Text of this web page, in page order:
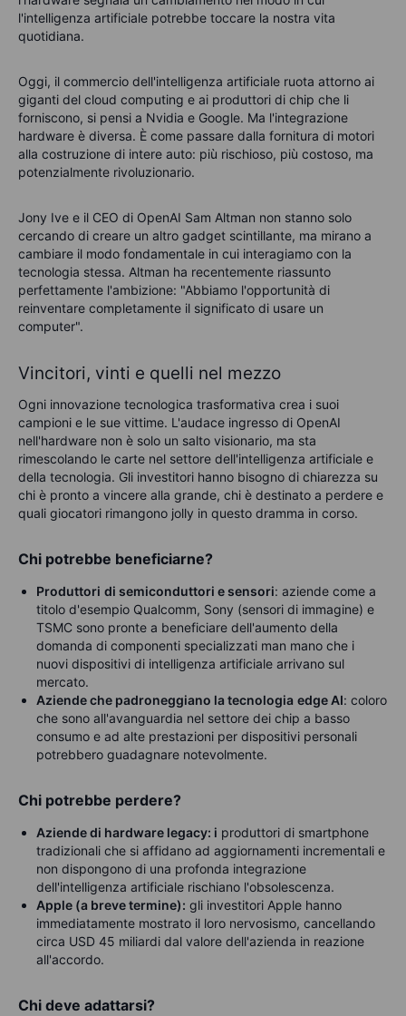
l'intelligenza artificiale potrebbe toccare la nostra vita
quotidiana.
Oggi, il commercio dell'intelligenza artificiale ruota attorno ai
giganti del cloud computing e ai produttori di chip che li
forniscono, si pensi a Nvidia e Google. Ma l'integrazione
hardware è diversa. È come passare dalla fornitura di motori
alla costruzione di intere auto: più rischioso, più costoso, ma
potenzialmente rivoluzionario.
Jony Ive e il CEO di OpenAI Sam Altman non stanno solo
cercando di creare un altro gadget scintillante, ma mirano a
cambiare il modo fondamentale in cui interagiamo con la
tecnologia stessa. Altman ha recentemente riassunto
perfettamente l'ambizione: "Abbiamo l'opportunità di
reinventare completamente il significato di usare un
computer".
Vincitori, vinti e quelli nel mezzo
Ogni innovazione tecnologica trasformativa crea i suoi
campioni e le sue vittime. L'audace ingresso di OpenAI
nell'hardware non è solo un salto visionario, ma sta
rimescolando le carte nel settore dell'intelligenza artificiale e
della tecnologia. Gli investitori hanno bisogno di chiarezza su
chi è pronto a vincere alla grande, chi è destinato a perdere e
quali giocatori rimangono jolly in questo dramma in corso.
Chi potrebbe beneficiarne?
Produttori di semiconduttori e sensori: aziende come a
titolo d'esempio Qualcomm, Sony (sensori di immagine) e
TSMC sono pronte a beneficiare dell'aumento della
domanda di componenti specializzati man mano che i
nuovi dispositivi di intelligenza artificiale arrivano sul
mercato.
Aziende che padroneggiano la tecnologia edge AI: coloro
che sono all'avanguardia nel settore dei chip a basso
consumo e ad alte prestazioni per dispositivi personali
potrebbero guadagnare notevolmente.
Chi potrebbe perdere?
Aziende di hardware legacy: i produttori di smartphone
tradizionali che si affidano ad aggiornamenti incrementali e
non dispongono di una profonda integrazione
dell'intelligenza artificiale rischiano l'obsolescenza.
Apple (a breve termine): gli investitori Apple hanno
immediatamente mostrato il loro nervosismo, cancellando
circa USD 45 miliardi dal valore dell'azienda in reazione
all'accordo.
Chi deve adattarsi?